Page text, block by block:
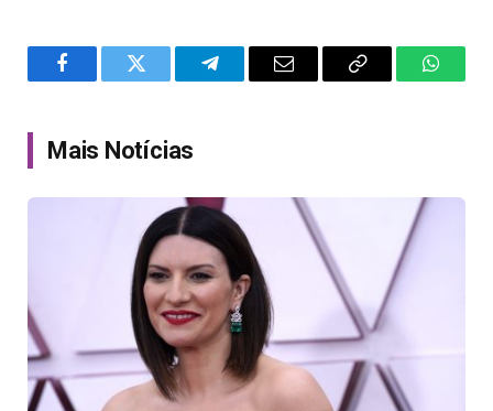
FacebookTwitter TelegramEmail
Copy
Mais Notícias